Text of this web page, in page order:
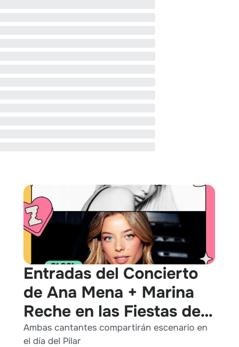
Entradas del Concierto
de Ana Mena + Marina
Reche en las Fiestas del
Pilar 2026
Ambas cantantes compartirán escenario en
el día del Pilar